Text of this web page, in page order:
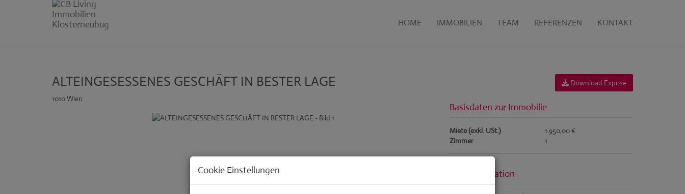
HOME IMMOBILIEN TEAM REFERENZEN KONTAKT
ALTEINGESESSENES GESCHÄFT IN BESTER LAGE
1010 Wien
Download Expose
Basisdaten zur Immobilie
Miete (exkl. USt.)
1.950,00 €
Zimmer
1
Preisinformation
Cookie Einstellungen